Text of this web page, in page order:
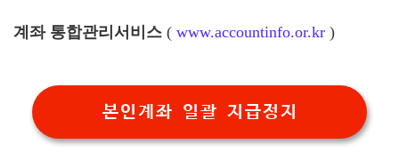
계좌 통합관리서비스 ( www.accountinfo.or.kr )
본인계좌 일괄 지급정지